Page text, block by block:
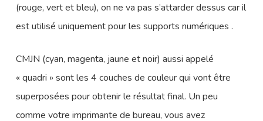
(rouge, vert et bleu), on ne va pas s’attarder dessus car il
est utilisé uniquement pour les supports numériques .
CMJN (cyan, magenta, jaune et noir) aussi appelé
« quadri » sont les 4 couches de couleur qui vont être
superposées pour obtenir le résultat final. Un peu
comme votre imprimante de bureau, vous avez